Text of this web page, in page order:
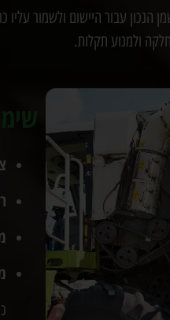
עבור היישום ולשמור עליו
ולמנוע תקלות.